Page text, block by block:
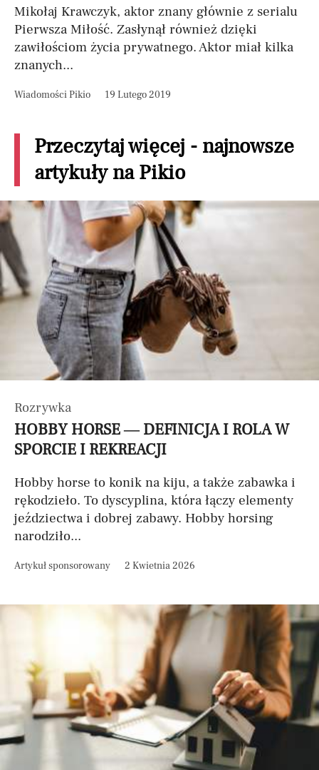
Mikołaj Krawczyk, aktor znany głównie z serialu
Pierwsza Miłość. Zasłynął również dzięki
zawiłościom życia prywatnego. Aktor miał kilka
znanych...
Wiadomości Pikio 19 Lutego 2019
Przeczytaj więcej - najnowsze
artykuły na Pikio
Rozrywka
HOBBY HORSE — DEFINICJA I ROLA W
SPORCIE I REKREACJI
Hobby horse to konik na kiju, a także zabawka i
rękodzieło. To dyscyplina, która łączy elementy
jeździectwa i dobrej zabawy. Hobby horsing
narodziło...
Artykuł sponsorowany 2 Kwietnia 2026